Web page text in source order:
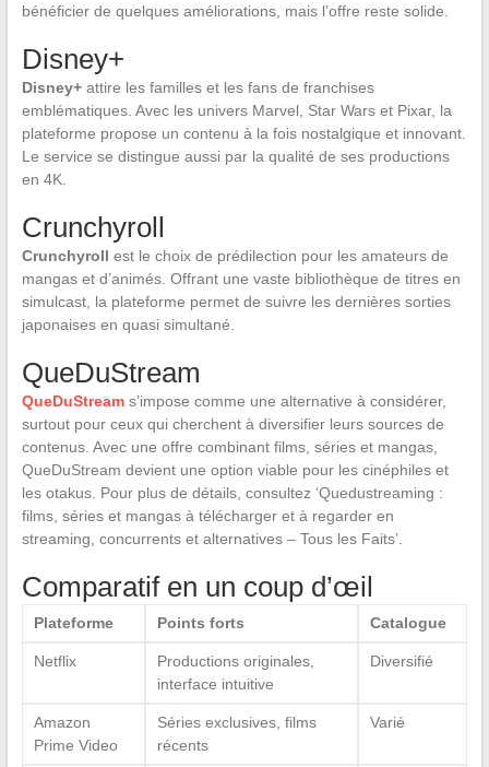
bénéficier de quelques améliorations, mais l’offre reste solide.
Disney+
Disney+attire les familles et les fans de franchises
emblématiques. Avec les univers Marvel, Star Wars et Pixar, la
plateforme propose un contenu à la fois nostalgique et innovant.
Le service se distingue aussi par la qualité de ses productions
en 4K.
Crunchyroll
Crunchyroll est le choix de prédilection pour les amateurs de
mangas et d’animés. Offrant une vaste bibliothèque de titres en
simulcast, la plateforme permet de suivre les dernières sorties
japonaises en quasi simultané.
QueDuStream
QueDuStreams’impose comme une alternative à considérer,
surtout pour ceux qui cherchent à diversifier leurs sources de
contenus. Avec une offre combinant films, séries et mangas,
QueDuStream devient une option viable pour les cinéphiles et
les otakus. Pour plus de détails, consultez ‘Quedustreaming :
films, séries et mangas à télécharger et à regarder en
streaming, concurrents et alternatives – Tous les Faits’.
Comparatif en un coup d’œil
Plateforme Points forts Catalogue
Netflix
Productions originales,
interface intuitive
Diversifié
Amazon
Prime Video
Séries exclusives, films
récents
Varié